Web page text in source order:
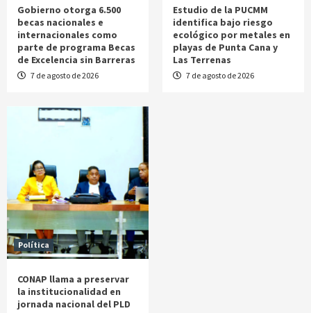
Gobierno otorga 6.500
becas nacionales e
internacionales como
parte de programa Becas
de Excelencia sin Barreras
7 de agosto de 2026
Estudio de la PUCMM
identifica bajo riesgo
ecológico por metales en
playas de Punta Cana y
Las Terrenas
7 de agosto de 2026
Política
CONAP llama a preservar
la institucionalidad en
jornada nacional del PLD